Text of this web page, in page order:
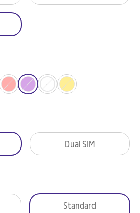
Dual SIM
Standard